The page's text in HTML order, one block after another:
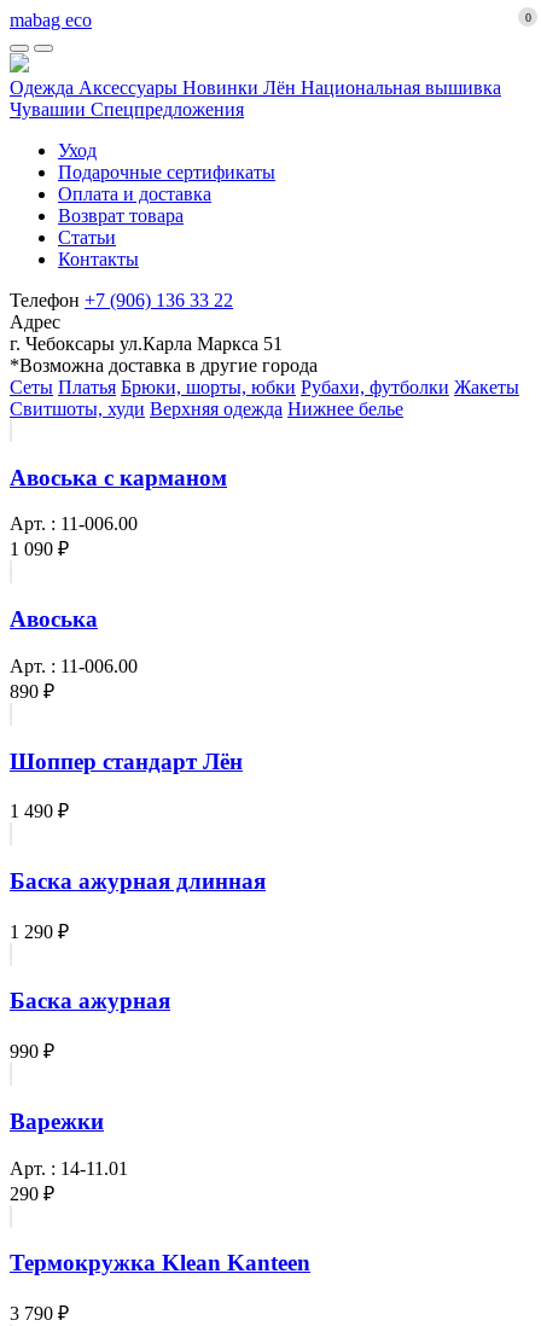
mabag eco
Одежда Аксессуары Новинки Лён Национальная вышивка
Чувашии Спецпредложения
Уход
Подарочные сертификаты
Оплата и доставка
Возврат товара
Статьи
Контакты
Телефон +7 (906) 136 33 22
Адрес
г. Чебоксары ул.Карла Маркса 51
*Возможна доставка в другие города
Сеты Платья Брюки, шорты, юбки Рубахи, футболки Жакеты
Свитшоты, худи Верхняя одежда Нижнее белье
Авоська с карманом
Арт. : 11-006.00
1 090 ₽
Авоська
Арт. : 11-006.00
890 ₽
Шоппер стандарт Лён
1 490 ₽
Баска ажурная длинная
1 290 ₽
Баска ажурная
990 ₽
Варежки
Арт. : 14-11.01
290 ₽
Термокружка Klean Kanteen
3 790 ₽
0